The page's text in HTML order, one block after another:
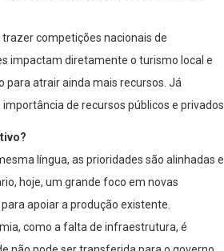
competições nacionais de
impactam diretamente o turismo local e
para atrair ainda mais recursos. Já
de recursos públicos e privados.
língua, as prioridades são alinhadas e
hoje, um grande foco em novas
apoiar a produção existente.
como a falta de infraestrutura, é